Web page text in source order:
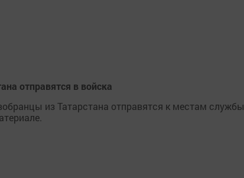
отправятся в войска
из Татарстана отправятся к местам службы.